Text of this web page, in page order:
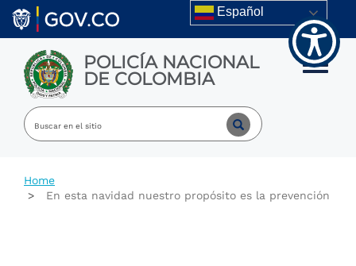
Welcome
All
Accessibility
screen
reader.
Skip to main content Español
POLICÍA NACIONAL
DE COLOMBIA Toggle
Home
En esta navidad nuestro propósito es la prevención